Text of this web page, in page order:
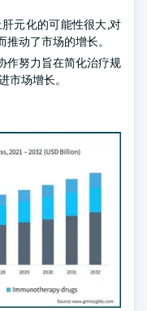
元化的可能性很大,对
动了市场的增长。
作努力旨在简化治疗规
市场增长。